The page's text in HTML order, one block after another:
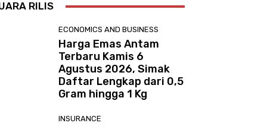
RILIS
ECONOMICS AND BUSINESS
Harga Emas Antam
Terbaru Kamis 6
Agustus 2026, Simak
Daftar Lengkap dari 0,5
Gram hingga 1 Kg
INSURANCE